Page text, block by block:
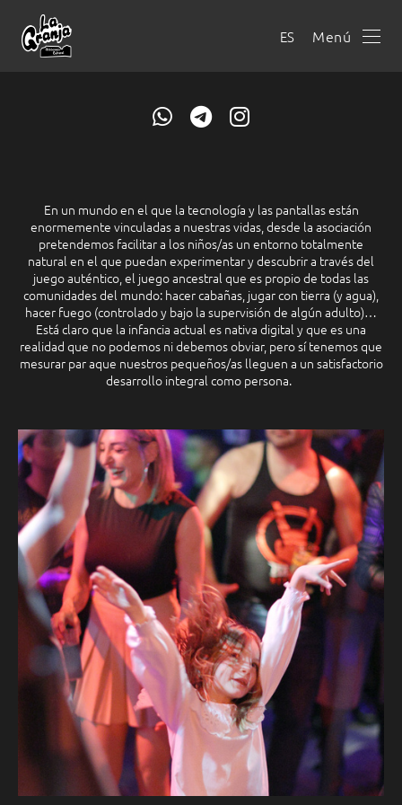
ES Menú
En un mundo en el que la tecnología y las pantallas están
enormemente vinculadas a nuestras vidas, desde la asociación
pretendemos facilitar a los niños/as un entorno totalmente
natural en el que puedan experimentar y descubrir a través del
juego auténtico, el juego ancestral que es propio de todas las
comunidades del mundo: hacer cabañas, jugar con tierra (y agua),
hacer fuego (controlado y bajo la supervisión de algún adulto)…
Está claro que la infancia actual es nativa digital y que es una
realidad que no podemos ni debemos obviar, pero sí tenemos que
mesurar par aque nuestros pequeños/as lleguen a un satisfactorio
desarrollo integral como persona.